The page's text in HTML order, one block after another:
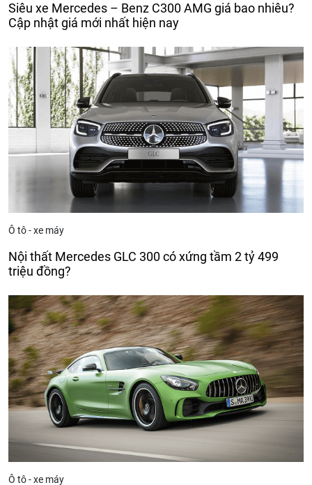
Siêu xe Mercedes – Benz C300 AMG giá bao nhiêu?
Cập nhật giá mới nhất hiện nay
Ô tô - xe máy
Nội thất Mercedes GLC 300 có xứng tầm 2 tỷ 499
triệu đồng?
Ô tô - xe máy